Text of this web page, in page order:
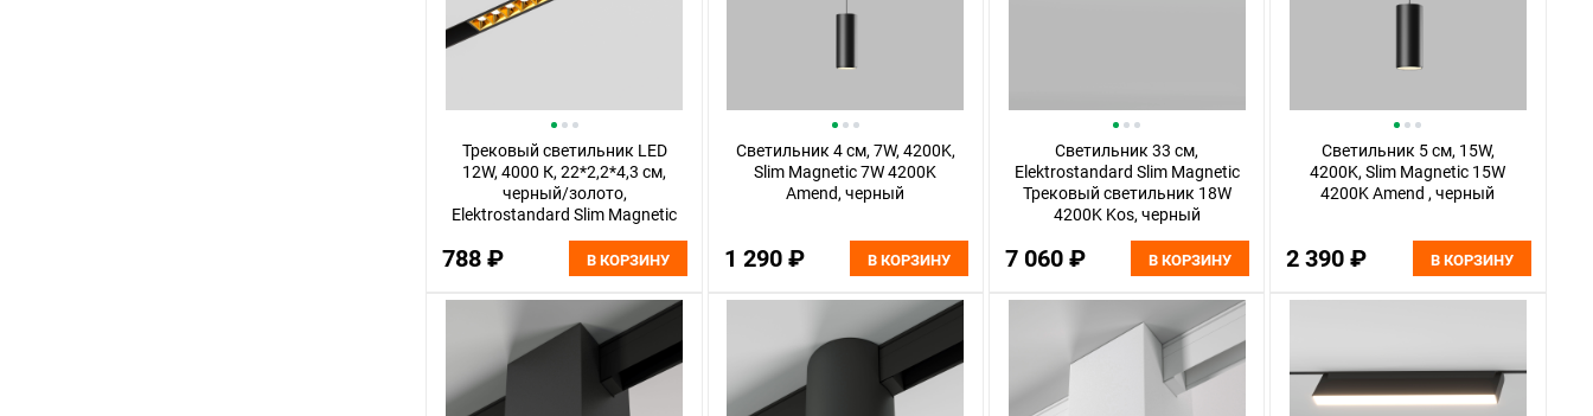
Трековый светильник LED
12W, 4000 К, 22*2,2*4,3 см,
черный/золото,
Elektrostandard Slim Magnetic
788 ₽ В КОРЗИНУ
Светильник 4 см, 7W, 4200K,
Slim Magnetic 7W 4200K
Amend, черный
1 290 ₽ В КОРЗИНУ
Светильник 33 см,
Elektrostandard Slim Magnetic
Трековый светильник 18W
4200K Kos, черный
7 060 ₽ В КОРЗИНУ
Светильник 5 см, 15W,
4200K, Slim Magnetic 15W
4200K Amend , черный
2 390 ₽ В КОРЗИНУ